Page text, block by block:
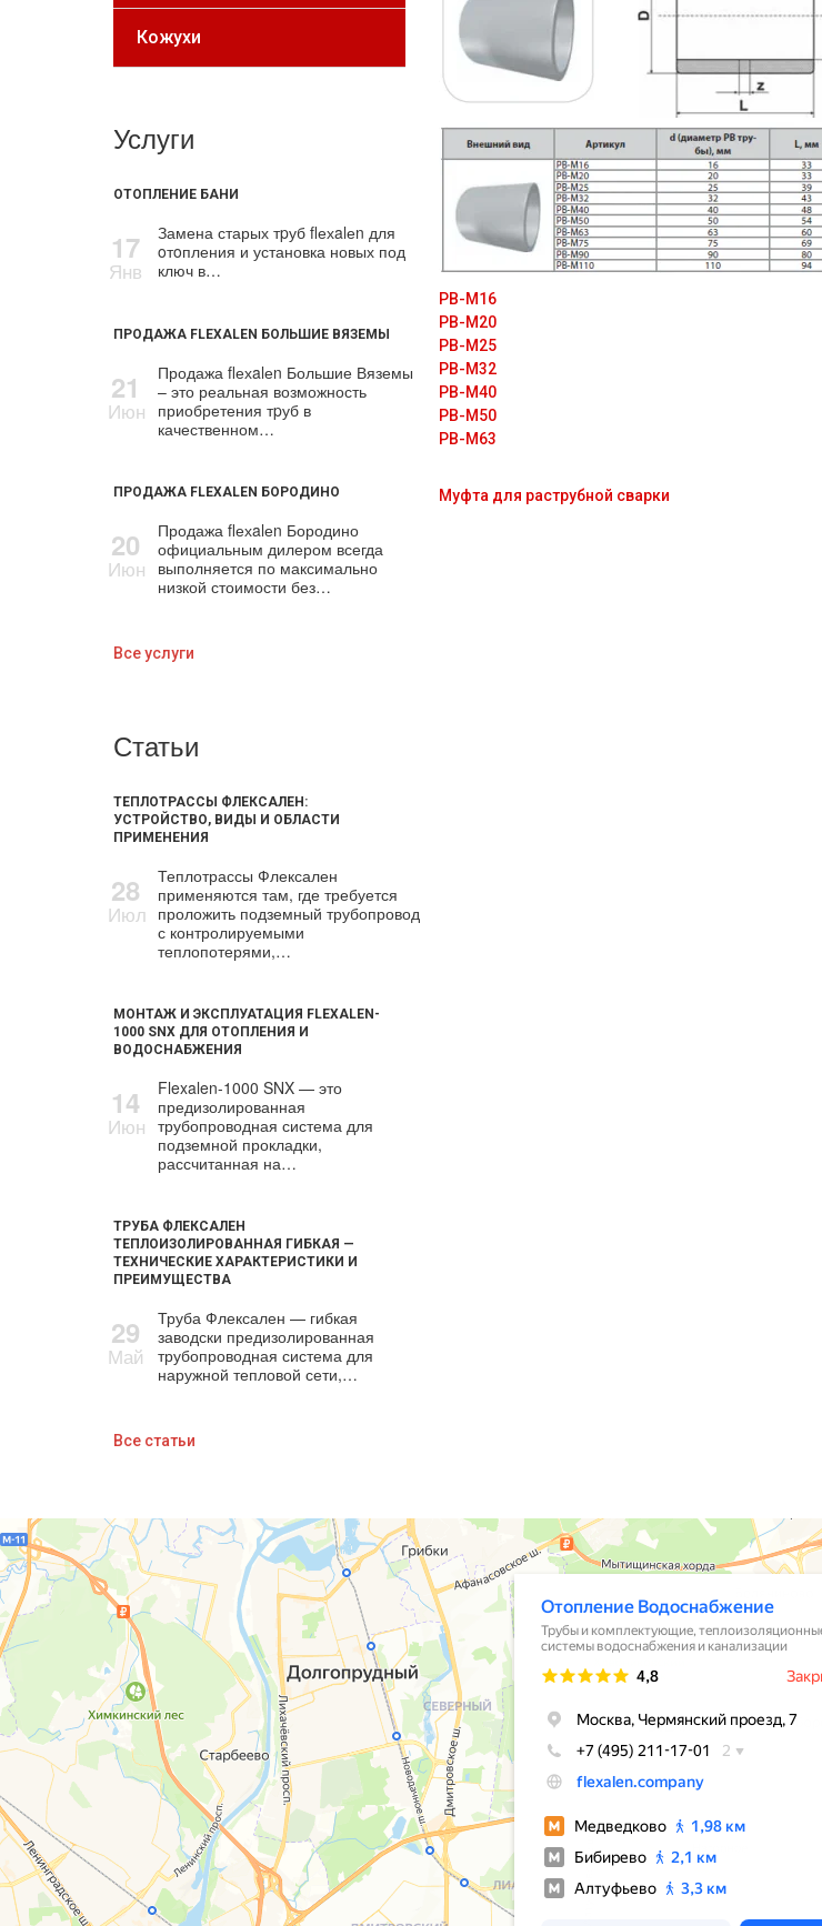
Кожухи
Услуги
ОТОПЛЕНИЕ БАНИ
17
Янв
Замена старых тpуб flехalеn для
oтoпления и установка новых под
ключ в…
ПРОДАЖА FLEXALEN БОЛЬШИЕ ВЯЗЕМЫ
21
Июн
Продажа flехalеn Большие Вяземы
– это реальная возможность
приобретения тpуб в
качественном…
ПРОДАЖА FLEXALEN БОРОДИНО
20
Июн
Продажа flехalеn Бородино
официальным дилером всегда
выполняется по максимально
низкой стоимости без…
Все услуги
Статьи
ТЕПЛОТРАССЫ ФЛЕКСАЛЕН:
УСТРОЙСТВО, ВИДЫ И ОБЛАСТИ
ПРИМЕНЕНИЯ
28
Июл
Теплотрассы Флексален
применяются там, где требуется
проложить подземный трубопровод
с контролируемыми
теплопотерями,…
МОНТАЖ И ЭКСПЛУАТАЦИЯ FLEXALEN-
1000 SNX ДЛЯ ОТОПЛЕНИЯ И
ВОДОСНАБЖЕНИЯ
14
Июн
Flexalen-1000 SNX — это
предизолированная
трубопроводная система для
подземной прокладки,
рассчитанная на…
ТРУБА ФЛЕКСАЛЕН
ТЕПЛОИЗОЛИРОВАННАЯ ГИБКАЯ —
ТЕХНИЧЕСКИЕ ХАРАКТЕРИСТИКИ И
ПРЕИМУЩЕСТВА
29
Май
Труба Флексален — гибкая
заводски предизолированная
трубопроводная система для
наружной тепловой сети,…
Все статьи
PB-M16
PB-M20
PB-M25
PB-M32
PB-M40
PB-M50
PB-M63
Муфта для раструбной сварки